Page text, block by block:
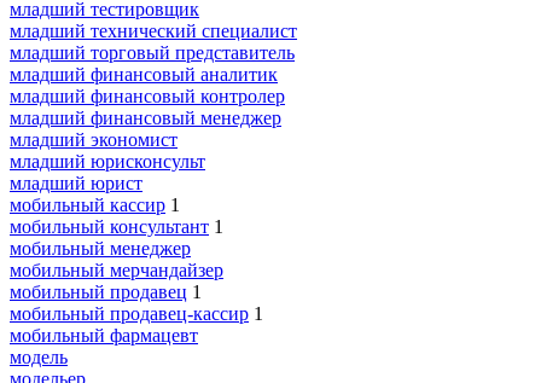
младший тестировщик
младший технический специалист
младший торговый представитель
младший финансовый аналитик
младший финансовый контролер
младший финансовый менеджер
младший экономист
младший юрисконсульт
младший юрист
мобильный кассир 1
мобильный консультант 1
мобильный менеджер
мобильный мерчандайзер
мобильный продавец 1
мобильный продавец-кассир 1
мобильный фармацевт
модель
модельер